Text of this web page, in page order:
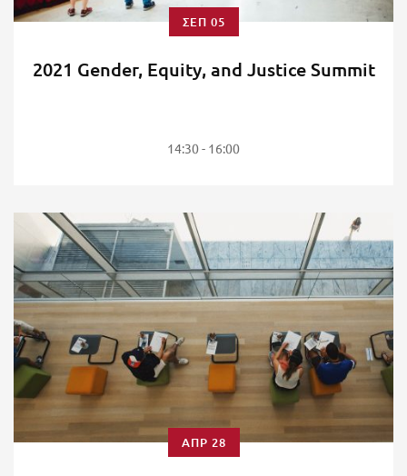
ΣΕΠ 05
2021 Gender, Equity, and Justice Summit
14:30 - 16:00
ΑΠΡ 28